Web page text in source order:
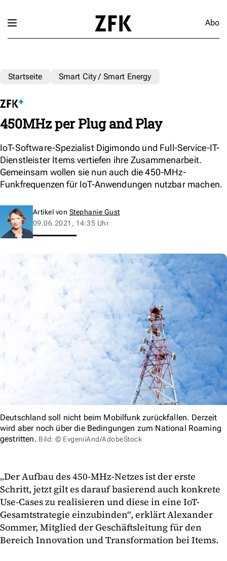
Abo
Startseite Smart City / Smart Energy
450MHz per Plug and Play
IoT-Software-Spezialist Digimondo und Full-Service-IT-
Dienstleister Items vertiefen ihre Zusammenarbeit.
Gemeinsam wollen sie nun auch die 450-MHz-
Funkfrequenzen für IoT-Anwendungen nutzbar machen.
Artikel von Stephanie Gust
09.06.2021, 14:35 Uhr
Deutschland soll nicht beim Mobilfunk zurückfallen. Derzeit
wird aber noch über die Bedingungen zum National Roaming
gestritten. Bild: © EvgeniiAnd/AdobeStock
„Der Aufbau des 450-MHz-Netzes ist der erste
Schritt, jetzt gilt es darauf basierend auch konkrete
Use-Cases zu realisieren und diese in eine IoT-
Gesamtstrategie einzubinden“, erklärt Alexander
Sommer, Mitglied der Geschäftsleitung für den
Bereich Innovation und Transformation bei Items.